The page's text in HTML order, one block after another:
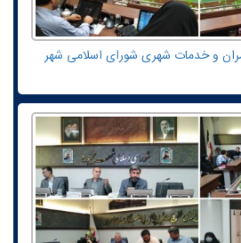
و خدمات شهری شورای اسلامی شهر